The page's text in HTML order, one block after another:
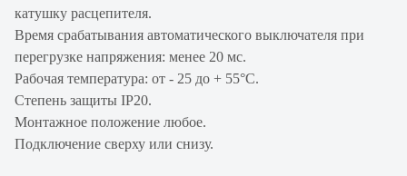
катушку расцепителя.
Время срабатывания автоматического выключателя при
перегрузке напряжения: менее 20 мс.
Рабочая температура: от - 25 до + 55°С.
Степень защиты IP20.
Монтажное положение любое.
Подключение сверху или снизу.